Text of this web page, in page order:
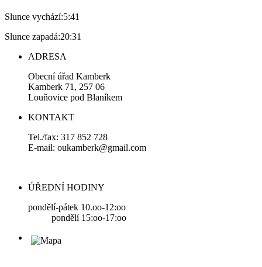
Slunce vychází:5:41
Slunce zapadá:20:31
ADRESA
Obecní úřad Kamberk
Kamberk 71, 257 06
Louňovice pod Blaníkem
KONTAKT
Tel./fax: 317 852 728
E-mail: oukamberk@gmail.com
ÚŘEDNÍ HODINY
pondělí-pátek 10.oo-12:oo
pondělí 15:oo-17:oo